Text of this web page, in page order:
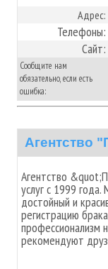
Адрес:
Телефоны:
Сайт:
Сообщите нам
обязательно, если есть
ошибка:
Агентство
Агентство
услуг с 1999
достойный и
регистрацию
профессионализм
рекомендуют